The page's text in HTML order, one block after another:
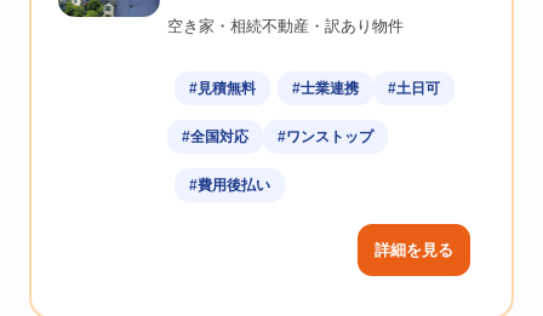
空き家・相続不動産・訳あり物件
#見積無料 #士業連携 #土日可
#全国対応 #ワンストップ
#費用後払い
詳細を見る